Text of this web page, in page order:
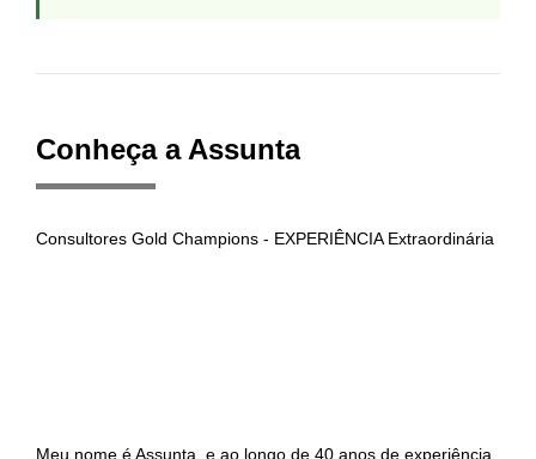
Conheça a Assunta
Consultores Gold Champions - EXPERIÊNCIA Extraordinária
Meu nome é Assunta, e ao longo de 40 anos de experiência